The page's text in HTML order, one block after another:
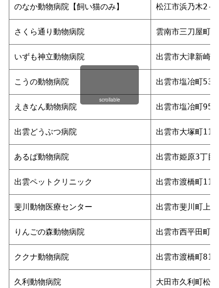
のなか動物病院【飼い猫のみ】 松江市浜乃木2-
さくら通り動物病院 雲南市三刀屋町
いずも神立動物病院 出雲市大津新崎
こうの動物病院 出雲市塩冶町
えきなん動物病院 出雲市塩冶町
出雲どうぶつ病院 出雲市大塚町
あるぱ動物病院 出雲市姫原3丁
出雲ペットクリニック 出雲市渡橋町
斐川動物医療センター 出雲市斐川町上
りんごの森動物病院 出雲市西平田町
ククナ動物病院 出雲市渡橋町
久利動物病院 大田市久利町松
scrollable